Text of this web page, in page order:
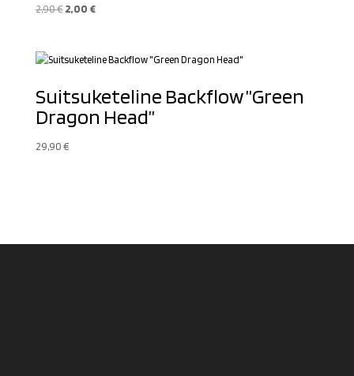
2,90€ Alkuperäinen
2,90 €.
2,00 €Nykyinen
2,00 €.
Suitsuketeline Backflow ”Green
Dragon Head”
29,90€